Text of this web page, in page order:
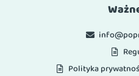
Polityka